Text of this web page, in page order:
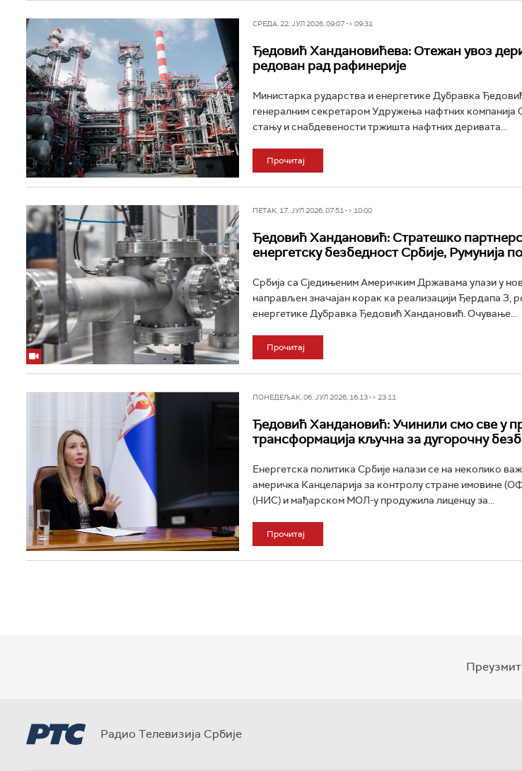
СРЕДА, 22. ЈУЛ 2026, 09:07 -> 09:31
Ђедовић Хандановићева: Отежан увоз
редован рад рафинерије
Министарка рударства и енергетике Дубравка
генералним секретаром Удружења нафтних
стању и снабдевености тржишта нафтних деривата...
Прочитај
ПЕТАК, 17. ЈУЛ 2026, 07:51 -> 10:00
Ђедовић Хандановић: Стратешко
енергетску безбедност Србије, Румунија
Србија са Сједињеним Америчким Државама улази у
направљен значајан корак ка реализацији Ђердапа 3,
енергетике Дубравка Ђедовић Хандановић. Очување...
Прочитај
ПОНЕДЕЉАК, 06. ЈУЛ 2026, 16:13 -> 23:11
Ђедовић Хандановић: Учинили смо све у
трансформација кључна за дугорочну
Енергетска политика Србије налази се на неколико
америчка Канцеларија за контролу стране имовине
(НИС) и мађарском МОЛ-у продужила лиценцу за...
Прочитај
Радио Телевизија Србије